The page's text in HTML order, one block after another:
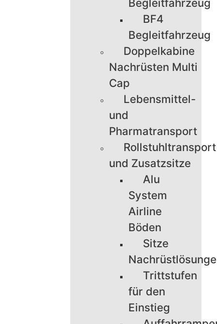
Begleitfahrzeug
BF4
Begleitfahrzeug
Doppelkabine
Nachrüsten Multi
Cap
Lebensmittel-
und
Pharmatransport
Rollstuhltransport
und Zusatzsitze
Alu
System
Airline
Böden
Sitze
Trittstufen
für den
Einstieg